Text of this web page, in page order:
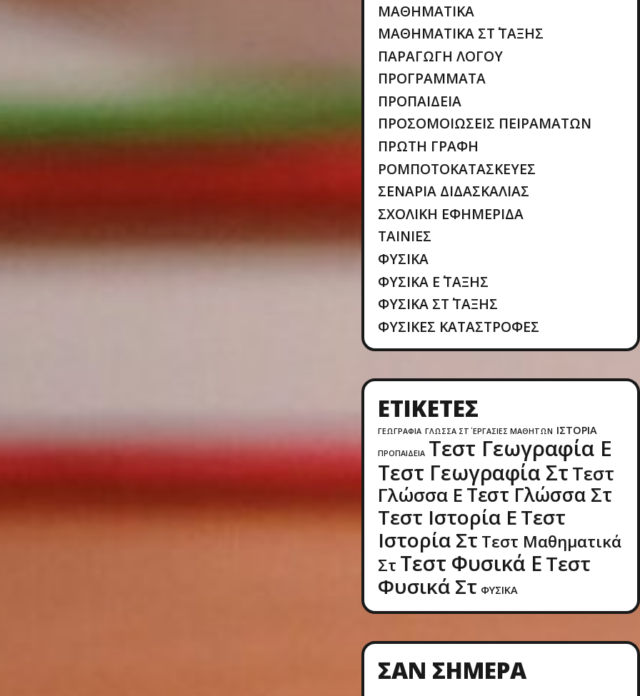
ΜΑΘΗΜΑΤΙΚΑ
ΜΑΘΗΜΑΤΙΚΑ ΣΤ΄ ΤΑΞΗΣ
ΠΑΡΑΓΩΓΗ ΛΟΓΟΥ
ΠΡΟΓΡΑΜΜΑΤΑ
ΠΡΟΠΑΙΔΕΙΑ
ΠΡΟΣΟΜΟΙΩΣΕΙΣ ΠΕΙΡΑΜΑΤΩΝ
ΠΡΩΤΗ ΓΡΑΦΗ
ΡΟΜΠΟΤΟΚΑΤΑΣΚΕΥΕΣ
ΣΕΝΑΡΙΑ ΔΙΔΑΣΚΑΛΙΑΣ
ΣΧΟΛΙΚΗ ΕΦΗΜΕΡΙΔΑ
ΤΑΙΝΙΕΣ
ΦΥΣΙΚΑ
ΦΥΣΙΚΑ Ε΄ ΤΑΞΗΣ
ΦΥΣΙΚΑ ΣΤ΄ ΤΑΞΗΣ
ΦΥΣΙΚΕΣ ΚΑΤΑΣΤΡΟΦΕΣ
ΕΤΙΚΈΤΕΣ
ΓΕΩΓΡΑΦΙΑ ΓΛΩΣΣΑ ΣΤ΄ ΕΡΓΑΣΙΕΣ ΜΑΘΗΤΩΝ ΙΣΤΟΡΙΑ
ΠΡΟΠΑΙΔΕΙΑ Τεστ Γεωγραφία Ε
Τεστ Γεωγραφία Στ Τεστ
Γλώσσα Ε Τεστ Γλώσσα Στ
Τεστ Ιστορία ΕΤεστ
Ιστορία Στ Τεστ Μαθηματικά
Στ Τεστ Φυσικά ΕΤεστ
Φυσικά Στ ΦΥΣΙΚΑ
ΣΑΝ ΣΉΜΕΡΑ